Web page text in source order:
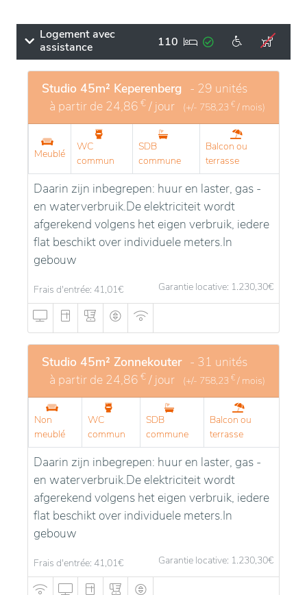
Logement avec
assistance
110
Studio 45m² Keperenberg - 29 unités
à partir de 24,86 € / jour (+/- 758,23 € / mois)
Meublé
WC
commun
SDB
commune
Balcon ou
terrasse
Daarin zijn inbegrepen: huur en laster, gas -
en waterverbruik.De elektriciteit wordt
afgerekend volgens het eigen verbruik, iedere
flat beschikt over individuele meters.In
gebouw
Frais d'entrée: 41,01€ Garantie locative: 1.230,30€
Studio 45m² Zonnekouter - 31 unités
à partir de 24,86 € / jour (+/- 758,23 € / mois)
Non
meublé
WC
commun
SDB
commune
Balcon ou
terrasse
Daarin zijn inbegrepen: huur en laster, gas -
en waterverbruik.De elektriciteit wordt
afgerekend volgens het eigen verbruik, iedere
flat beschikt over individuele meters.In
gebouw
Frais d'entrée: 41,01€ Garantie locative: 1.230,30€